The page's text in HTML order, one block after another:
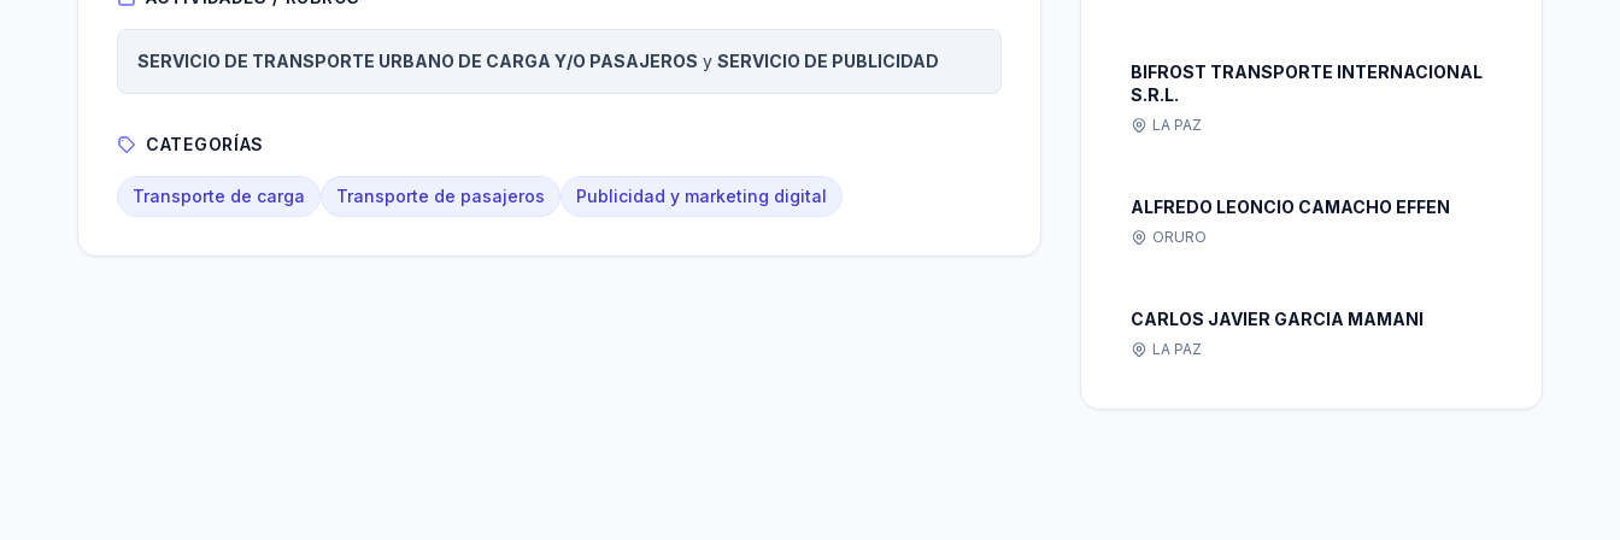
SERVICIO DE TRANSPORTE URBANO DE CARGA Y/O PASAJEROS y SERVICIO DE PUBLICIDAD
CATEGORÍAS
Transporte de carga Transporte de pasajeros Publicidad y marketing digital
BIFROST TRANSPORTE INTERNACIONAL
S.R.L.
LA PAZ
ALFREDO LEONCIO CAMACHO EFFEN
ORURO
CARLOS JAVIER GARCIA MAMANI
LA PAZ